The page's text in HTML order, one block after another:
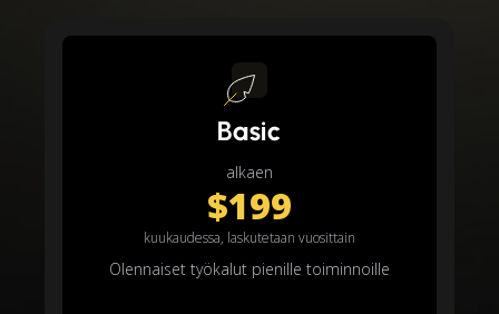
Basic
alkaen
$199
kuukaudessa, laskutetaan vuosittain
Olennaiset työkalut pienille toiminnoille